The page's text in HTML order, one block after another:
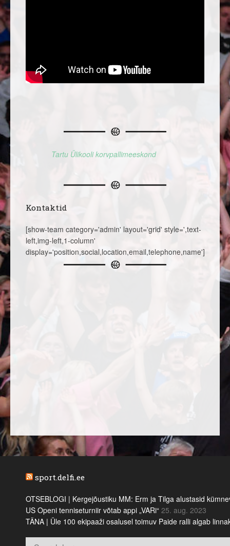
Tartu Ülikooli korvpallimeeskond
Kontaktid
[show-team category='admin' layout='grid' style=',text-
left,img-left,1-column'
display='position,social,location,email,telephone,name']
sport.delfi.ee
OTSEBLOGI | Kergejõustiku MM: Erm ja Tilga alustasid
US Openi tenniseturniir võtab appi „VARi“ 25. aug. 2023
TÄNA | Üle 100 ekipaaži osalusel toimuv Paide ralli algab